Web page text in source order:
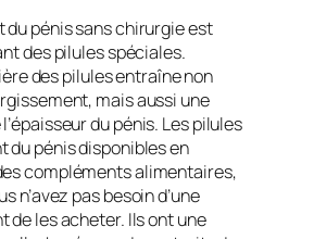
du pénis sans chirurgie est
des pilules spéciales.
des pilules entraîne non
mais aussi une
du pénis. Les pilules
du pénis disponibles en
compléments alimentaires,
n’avez pas besoin d’une
de les acheter. Ils ont une